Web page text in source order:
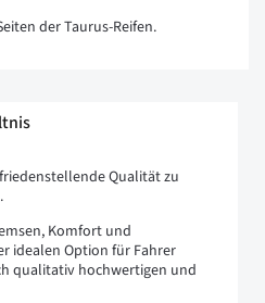
der Taurus-Reifen.
Qualität zu
Komfort und
idealen Option für Fahrer
qualitativ hochwertigen und